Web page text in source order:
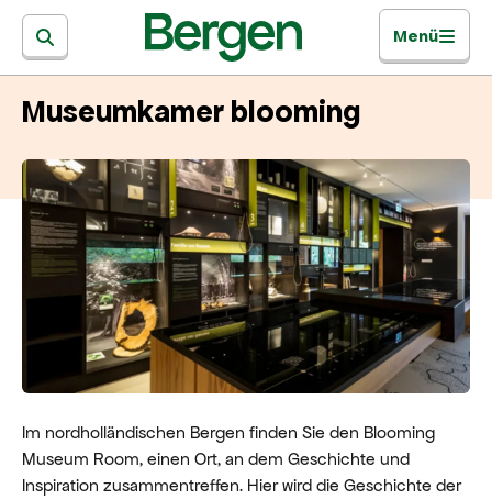
Menü
Museumkamer blooming
Im nordholländischen Bergen finden Sie den Blooming
Museum Room, einen Ort, an dem Geschichte und
Inspiration zusammentreffen. Hier wird die Geschichte der